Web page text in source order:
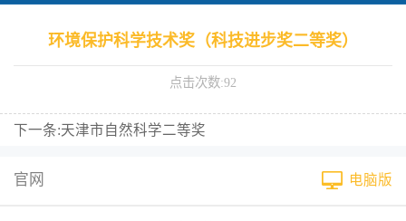
环境保护科学技术奖（科技进步奖二等奖）
点击次数:92
下一条:天津市自然科学二等奖
官网 电脑版